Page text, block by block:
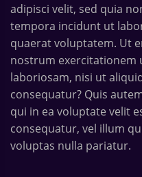
adipisci velit, sed quia
tempora incidunt ut
quaerat voluptatem. Ut
nostrum exercitationem
laboriosam, nisi ut
consequatur? Quis
qui in ea voluptate velit
consequatur, vel illum
voluptas nulla pariatur.